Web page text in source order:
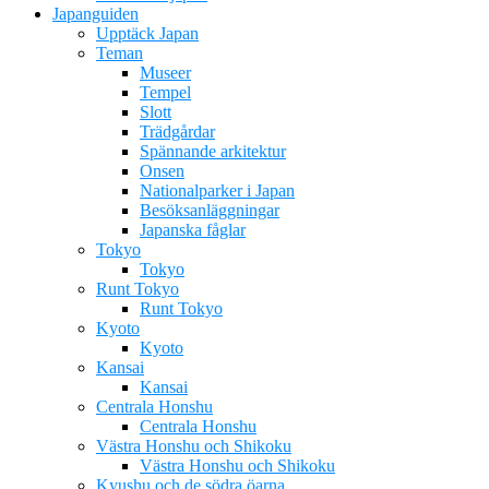
Japanguiden
Upptäck Japan
Teman
Museer
Tempel
Slott
Trädgårdar
Spännande arkitektur
Onsen
Nationalparker i Japan
Besöksanläggningar
Japanska fåglar
Tokyo
Tokyo
Runt Tokyo
Runt Tokyo
Kyoto
Kyoto
Kansai
Kansai
Centrala Honshu
Centrala Honshu
Västra Honshu och Shikoku
Västra Honshu och Shikoku
Kyushu och de södra öarna